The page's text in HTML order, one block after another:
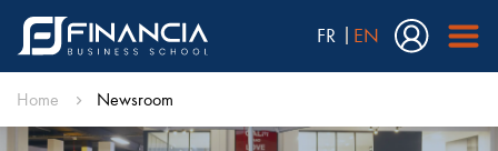
FR EN
Home Newsroom